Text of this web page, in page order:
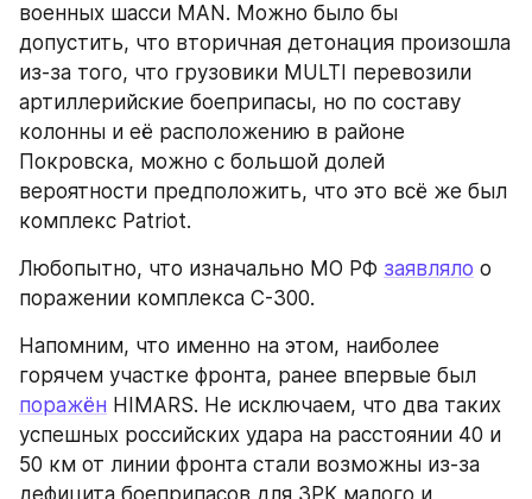
военных шасси MAN. Можно было бы
допустить, что вторичная детонация произошла
из-за того, что грузовики MULTI перевозили
артиллерийские боеприпасы, но по составу
колонны и её расположению в районе
Покровска, можно с большой долей
вероятности предположить, что это всё же был
комплекс Patriot.
Любопытно, что изначально МО РФ заявляло о
поражении комплекса С-300.
Напомним, что именно на этом, наиболее
поражён HIMARS. Не исключаем, что два таких
успешных российских удара на расстоянии 40 и
50 км от линии фронта стали возможны из-за
дефицита боеприпасов для ЗРК малого и